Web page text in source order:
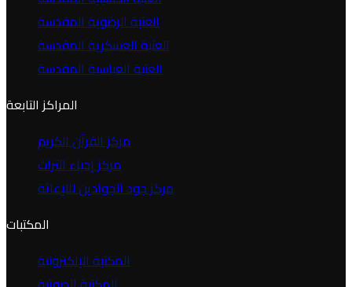
العتبة الرضوية المقدسة
العتبة العسكرية المقدسة
العتبة العباسية المقدسة
المراكز التابعة
مركز القرآن الكريم
مركز إحياء التراث
مركز جود الجوادين لللإغاثة
المكتبات
المكتبة الإلكترونية